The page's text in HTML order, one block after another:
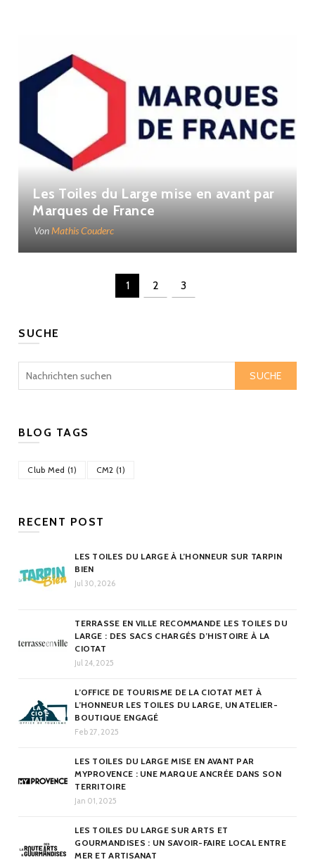
Les Toiles du Large mise en avant par
Marques de France
Von Mathis Couderc
1 2 3
SUCHE
SUCHE
BLOG TAGS
Club Med (1) CM2 (1)
RECENT POST
LES TOILES DU LARGE À L’HONNEUR SUR TARPIN
BIEN
Jul 30, 2026
TERRASSE EN VILLE RECOMMANDE LES TOILES DU
LARGE : DES SACS CHARGÉS D’HISTOIRE À LA
CIOTAT
Jul 24, 2025
L’OFFICE DE TOURISME DE LA CIOTAT MET À
L’HONNEUR LES TOILES DU LARGE, UN ATELIER-
BOUTIQUE ENGAGÉ
Feb 27, 2025
LES TOILES DU LARGE MISE EN AVANT PAR
MYPROVENCE : UNE MARQUE ANCRÉE DANS SON
TERRITOIRE
Jan 01, 2025
LES TOILES DU LARGE SUR ARTS ET
GOURMANDISES : UN SAVOIR-FAIRE LOCAL ENTRE
MER ET ARTISANAT